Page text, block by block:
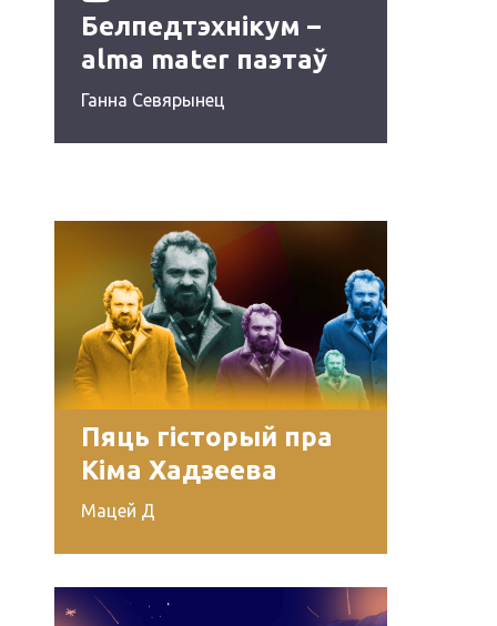
Белпедтэхнікум –
alma mater паэтаў
1920‑ых
Ганна Севярынец
Пяць гісторый пра
Кіма Хадзеева
Мацей Д